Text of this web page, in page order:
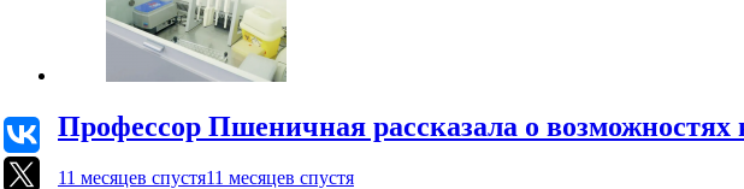
Профессор Пшеничная рассказала о
11 месяцев спустя11 месяцев спустя